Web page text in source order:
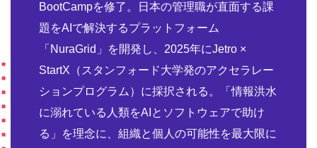
BootCampを修了。日本の管理職が直面する課
題をAIで解決するプラットフォーム
「NuraGrid」を開発し、2025年にJetro ×
StartX（スタンフォード大学発のアクセラレー
ションプログラム）に採択される。「情報洪水
に溺れている人類をAIとソフトウェアで助け
る」を理念に、組織と個人の可能性を最大限に